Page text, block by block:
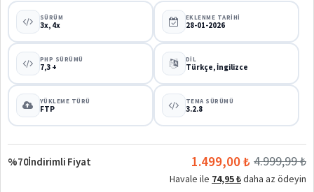
SÜRÜM
3x, 4x
EKLENME TARIHI
28-01-2026
PHP SÜRÜMÜ
7,3 +
DIL
Türkçe, İngilizce
YÜKLEME TÜRÜ
FTP
TEMA SÜRÜMÜ
3.2.8
İndirimli Fiyat
%70 1.499,00 ₺ 4.999,99 ₺
Havale ile 74,95 ₺daha az ödeyin